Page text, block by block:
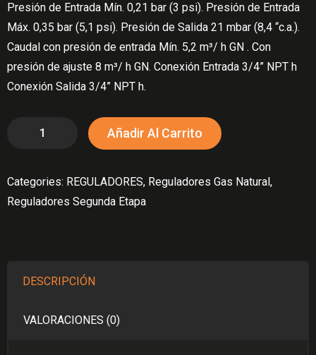
original
era:
$395,000.
actual
$329,900.
Presión de Entrada Mín. 0,21 bar (3 psi). Presión de Entrada
Máx. 0,35 bar (5,1 psi). Presión de Salida 21 mbar (8,4 “c.a.).
Caudal con presión de entrada Mín. 5,2 m³/ h GN . Con
presión de ajuste 8 m³/ h GN. Conexión Entrada 3/4” NPT h
Conexión Salida 3/4” NPT h.
Regulador
Etapa
R7
mbar
Añadir Al Carrito
Categories: REGULADORES, Reguladores Gas Natural ,
Reguladores Segunda Etapa
DESCRIPCIÓN
VALORACIONES (0)